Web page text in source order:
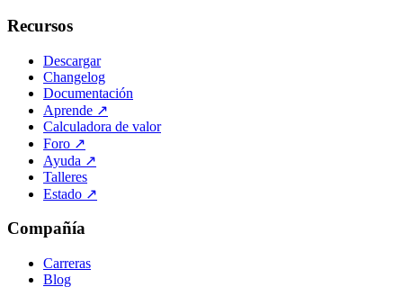
Recursos
Descargar
Changelog
Documentación
Aprende ↗
Calculadora de valor
Foro ↗
Ayuda ↗
Talleres
Estado ↗
Compañía
Carreras
Blog